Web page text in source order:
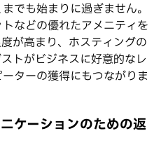
でも始まりに過ぎません。
などの優れたアメニティを
が高まり、ホスティングの
トがビジネスに好意的なレ
ターの獲得にもつながりま
ケーションのための返